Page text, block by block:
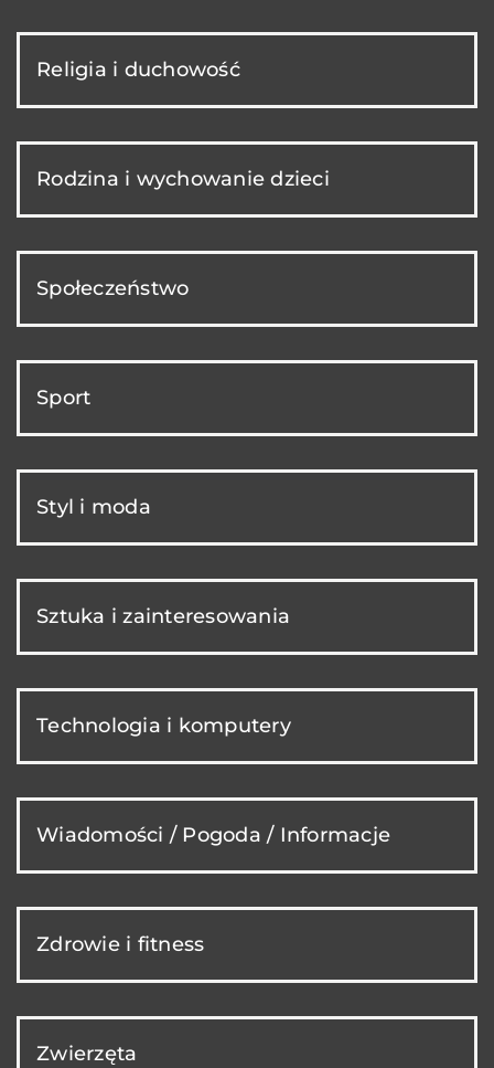
Religia i duchowość
Rodzina i wychowanie dzieci
Społeczeństwo
Sport
Styl i moda
Sztuka i zainteresowania
Technologia i komputery
Wiadomości / Pogoda / Informacje
Zdrowie i fitness
Zwierzęta